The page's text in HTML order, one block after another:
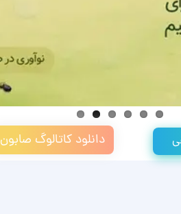
دانلود کاتالوگ صابون